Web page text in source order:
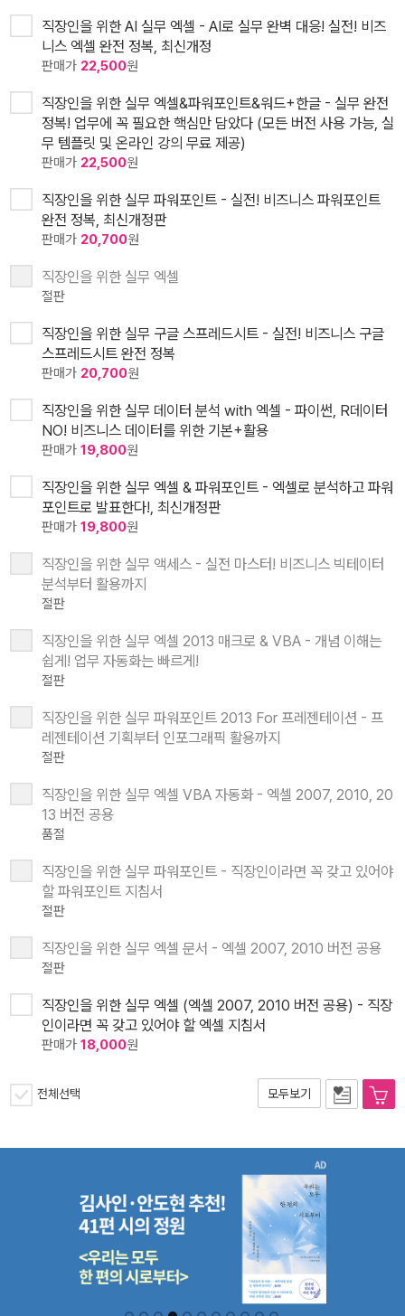
직장인을 위한 AI 실무 엑셀 - AI로 실무 완벽 대응! 실전! 비즈
니스 엑셀 완전 정복, 최신개정
판매가 22,500원
직장인을 위한 실무 엑셀&파워포인트&워드+한글 - 실무 완전
정복! 업무에 꼭 필요한 핵심만 담았다 (모든 버전 사용 가능, 실
무 템플릿 및 온라인 강의 무료 제공)
판매가 22,500원
직장인을 위한 실무 파워포인트 - 실전! 비즈니스 파워포인트
완전 정복, 최신개정판
판매가 20,700원
직장인을 위한 실무 엑셀
절판
직장인을 위한 실무 구글 스프레드시트 - 실전! 비즈니스 구글
스프레드시트 완전 정복
판매가 20,700원
직장인을 위한 실무 데이터 분석 with 엑셀 - 파이썬, R데이터
NO! 비즈니스 데이터를 위한 기본+활용
판매가 19,800원
직장인을 위한 실무 엑셀 & 파워포인트 - 엑셀로 분석하고 파워
포인트로 발표한다!, 최신개정판
판매가 19,800원
직장인을 위한 실무 액세스 - 실전 마스터! 비즈니스 빅테이터
분석부터 활용까지
절판
직장인을 위한 실무 엑셀 2013 매크로 & VBA - 개념 이해는
쉽게! 업무 자동화는 빠르게!
절판
직장인을 위한 실무 파워포인트 2013 For 프레젠테이션 - 프
레젠테이션 기획부터 인포그래픽 활용까지
절판
직장인을 위한 실무 엑셀 VBA 자동화 - 엑셀 2007, 2010, 20
13 버전 공용
품절
직장인을 위한 실무 파워포인트 - 직장인이라면 꼭 갖고 있어야
할 파워포인트 지침서
절판
직장인을 위한 실무 엑셀 문서 - 엑셀 2007, 2010 버전 공용
절판
직장인을 위한 실무 엑셀 (엑셀 2007, 2010 버전 공용) - 직장
인이라면 꼭 갖고 있어야 할 엑셀 지침서
판매가 18,000원
전체선택 모두보기